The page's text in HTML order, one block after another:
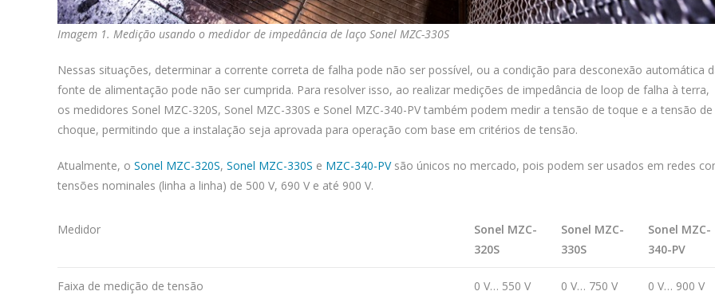
Imagem 1. Medição usando o medidor de impedância de laço Sonel MZC-330S
Nessas situações, determinar a corrente correta de falha pode não ser possível, ou a condição para desconexão automática
fonte de alimentação pode não ser cumprida. Para resolver isso, ao realizar medições de impedância de loop de falha à terra,
os medidores Sonel MZC-320S, Sonel MZC-330S e Sonel MZC-340-PV também podem medir a tensão de toque e a tensão de
choque, permitindo que a instalação seja aprovada para operação com base em critérios de tensão.
Atualmente, o Sonel MZC-320S, Sonel MZC-330S e MZC-340-PVsão únicos no mercado, pois podem ser usados em redes
tensões nominales (linha a linha) de 500 V, 690 V e até 900 V.
Medidor
Sonel MZC-
320S
Sonel MZC-
330S
Sonel MZC-
340-PV
Faixa de medição de tensão 0 V… 550 V 0 V… 750 V 0 V… 900 V